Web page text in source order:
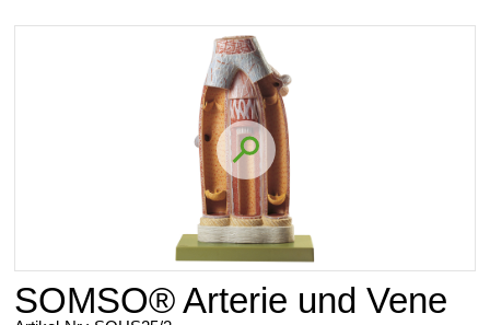
Bildergalerie überspringen
SOMSO® Arterie und Vene